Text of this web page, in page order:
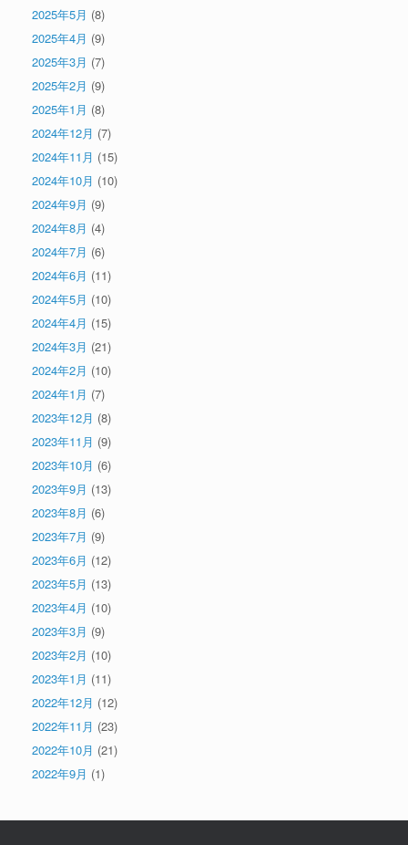
2025年5月 (8)
2025年4月 (9)
2025年3月 (7)
2025年2月 (9)
2025年1月 (8)
2024年12月 (7)
2024年11月 (15)
2024年10月 (10)
2024年9月 (9)
2024年8月 (4)
2024年7月 (6)
2024年6月 (11)
2024年5月 (10)
2024年4月 (15)
2024年3月 (21)
2024年2月 (10)
2024年1月 (7)
2023年12月 (8)
2023年11月 (9)
2023年10月 (6)
2023年9月 (13)
2023年8月 (6)
2023年7月 (9)
2023年6月 (12)
2023年5月 (13)
2023年4月 (10)
2023年3月 (9)
2023年2月 (10)
2023年1月 (11)
2022年12月 (12)
2022年11月 (23)
2022年10月 (21)
2022年9月 (1)